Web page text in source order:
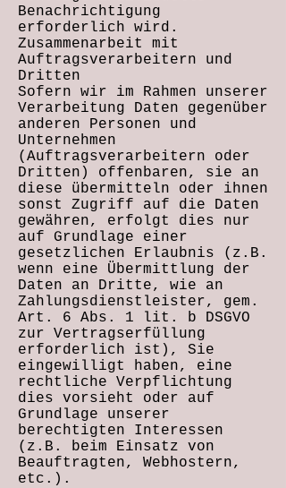
Benachrichtigung
erforderlich wird.
Zusammenarbeit mit
Auftragsverarbeitern und
Dritten
Sofern wir im Rahmen unserer
Verarbeitung Daten gegenüber
anderen Personen und
Unternehmen
(Auftragsverarbeitern oder
Dritten) offenbaren, sie an
diese übermitteln oder ihnen
sonst Zugriff auf die Daten
gewähren, erfolgt dies nur
auf Grundlage einer
gesetzlichen Erlaubnis (z.B.
wenn eine Übermittlung der
Daten an Dritte, wie an
Zahlungsdienstleister, gem.
Art. 6 Abs. 1 lit. b DSGVO
zur Vertragserfüllung
erforderlich ist), Sie
eingewilligt haben, eine
rechtliche Verpflichtung
dies vorsieht oder auf
Grundlage unserer
berechtigten Interessen
(z.B. beim Einsatz von
Beauftragten, Webhostern,
etc.).